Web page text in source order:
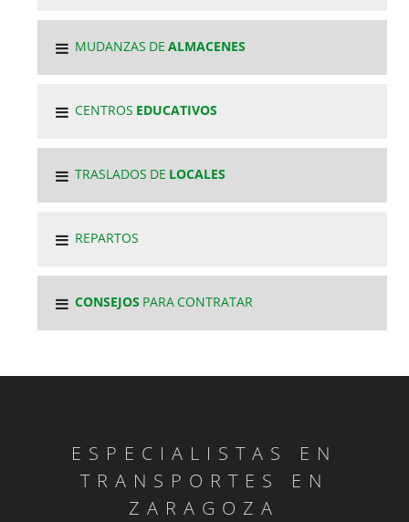
MUDANZAS DEALMACENES
CENTROS EDUCATIVOS
TRASLADOS DE LOCALES
REPARTOS
CONSEJOS PARA CONTRATAR
ESPECIALISTAS EN
TRANSPORTES EN
ZARAGOZA